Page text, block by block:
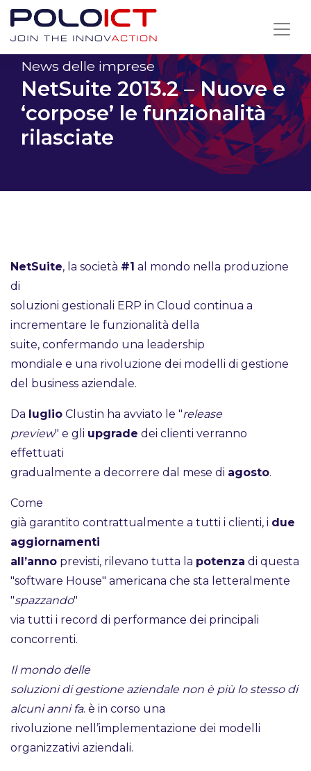
Skip
contentNews delle imprese
NetSuite 2013.2 – Nuove e
‘corpose’ le funzionalità
rilasciate
NetSuite, la società #1 al mondo nella produzione
di
soluzioni gestionali ERP in Cloud continua a
incrementare le funzionalità della
suite, confermando una leadership
mondiale e una rivoluzione dei modelli di gestione
del business aziendale.
Da luglio Clustin ha avviato le "release
preview" e gli upgrade dei clienti verranno
effettuati
gradualmente a decorrere dal mese di agosto.
Come
già garantito contrattualmente a tutti i clienti, i due
aggiornamenti
all’anno previsti, rilevano tutta la potenza di questa
"software House" americana che sta letteralmente
"spazzando"
via tutti i record di performance dei principali
concorrenti.
Il mondo delle
soluzioni di gestione aziendale non è più lo stesso di
alcuni anni fa. è in corso una
rivoluzione nell’implementazione dei modelli
organizzativi aziendali.